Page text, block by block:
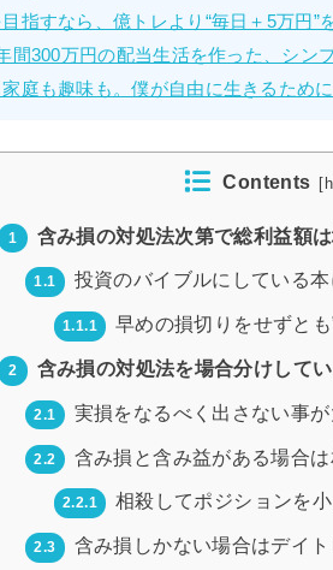
指すなら、億トレより“毎日＋5万円”
間300万円の配当生活を作った、シン
庭も趣味も。僕が自由に生きるため
Contents
1 含み損の対処法次第で総利益額
1.1 投資のバイブルにしている
1.1.1 早めの損切りをせずと
2 含み損の対処法を場合分けしてい
2.1 実損をなるべく出さない事が
2.2 含み損と含み益がある場合
2.2.1 相殺してポジションを
2.3 含み損しかない場合はデイ